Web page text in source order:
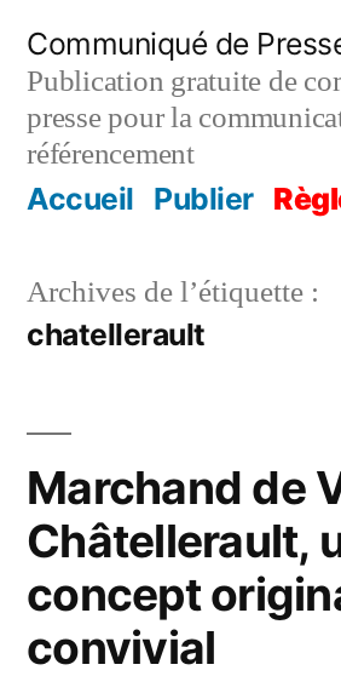
contenu
Communiqué de
Publication gratuite de
presse pour la
référencement
Accueil Publier
Archives de l’étiquette :
chatellerault
Marchand de
Châtellerault,
concept
convivial